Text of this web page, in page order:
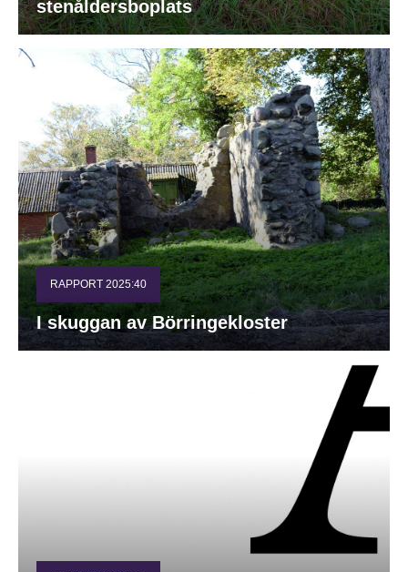
stenåldersboplats
RAPPORT 2025:40
I skuggan av Börringekloster